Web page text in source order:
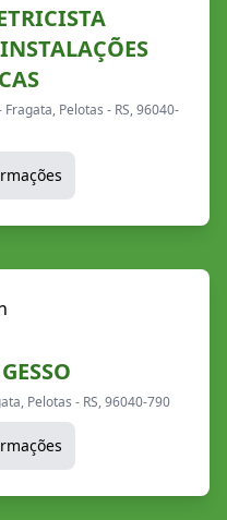
Pelotas - RS, 96040-
Pelotas - RS, 96040-790